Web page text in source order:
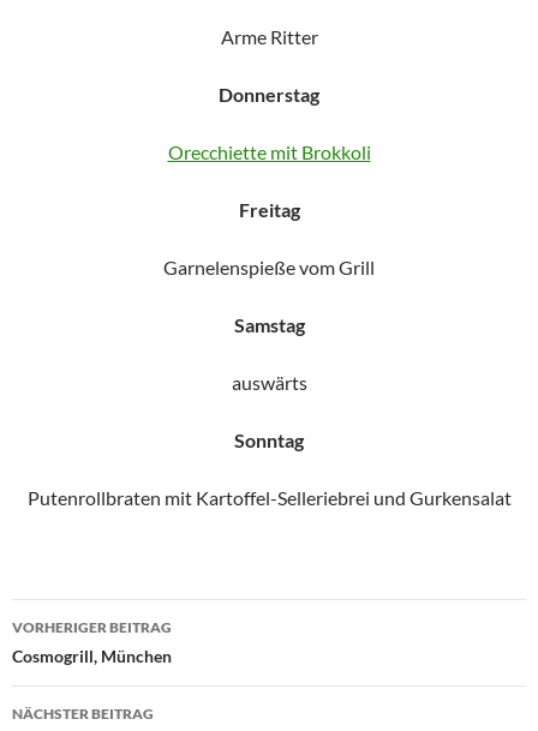
Arme Ritter
Donnerstag
Orecchiette mit Brokkoli
Freitag
Garnelenspieße vom Grill
Samstag
auswärts
Sonntag
Putenrollbraten mit Kartoffel-Selleriebrei und Gurkensalat
Beitragsnavigation
VORHERIGER BEITRAG
Cosmogrill, München
NÄCHSTER BEITRAG